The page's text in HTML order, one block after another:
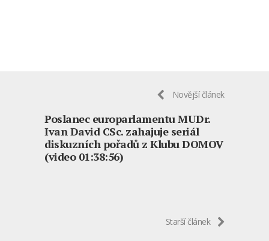
Novější článek
Poslanec europarlamentu MUDr.
Ivan David CSc. zahajuje seriál
diskuzních pořadů z Klubu DOMOV
(video 01:38:56)
Starší článek